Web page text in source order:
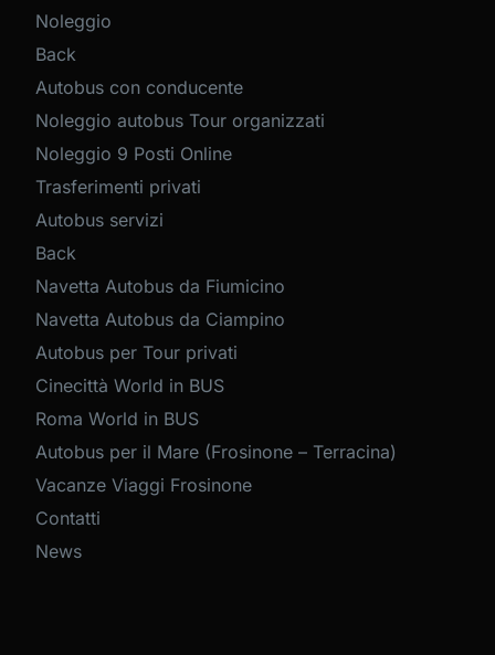
Noleggio
Back
Autobus con conducente
Noleggio autobus Tour organizzati
Noleggio 9 Posti Online
Trasferimenti privati
Autobus servizi
Back
Navetta Autobus da Fiumicino
Navetta Autobus da Ciampino
Autobus per Tour privati
Cinecittà World in BUS
Roma World in BUS
Autobus per il Mare (Frosinone – Terracina)
Vacanze Viaggi Frosinone
Contatti
News